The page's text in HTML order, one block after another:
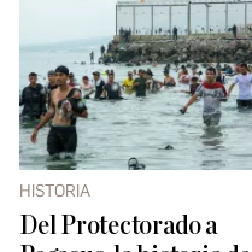
HISTORIA
Del Protectorado a